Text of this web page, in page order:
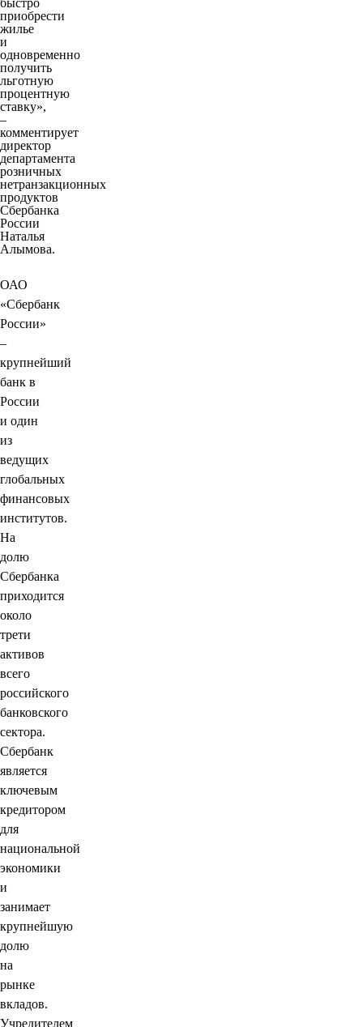
приобрести
жилье
и
одновременно
получить
льготную
процентную
ставку»,
–
комментирует
директор
департамента
розничных
нетранзакционных
продуктов
Сбербанка
России
Наталья
Алымова.
ОАО
«Сбербанк
России»
–
крупнейший
банк в
России
и один
из
ведущих
глобальных
финансовых
институтов.
На
долю
Сбербанка
приходится
около
трети
активов
всего
российского
банковского
сектора.
Сбербанк
является
ключевым
кредитором
для
национальной
экономики
и
занимает
крупнейшую
долю
на
рынке
вкладов.
Учредителем